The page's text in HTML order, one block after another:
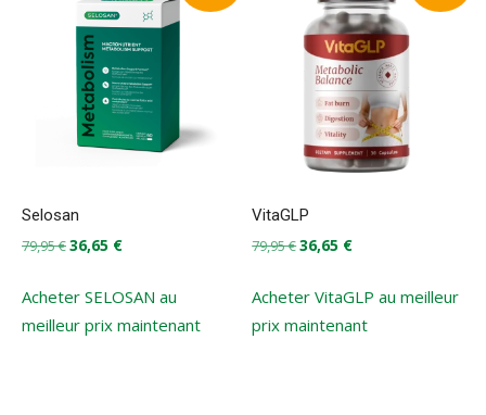
Selosan
79,95€Le
initial
79,95 €.
36,65 €Le
actuel
Acheter SELOSAN au
meilleur prix maintenant
VitaGLP
79,95€Le
initial
36,65 €Le
actuel
Acheter VitaGLP au meilleur
prix maintenant